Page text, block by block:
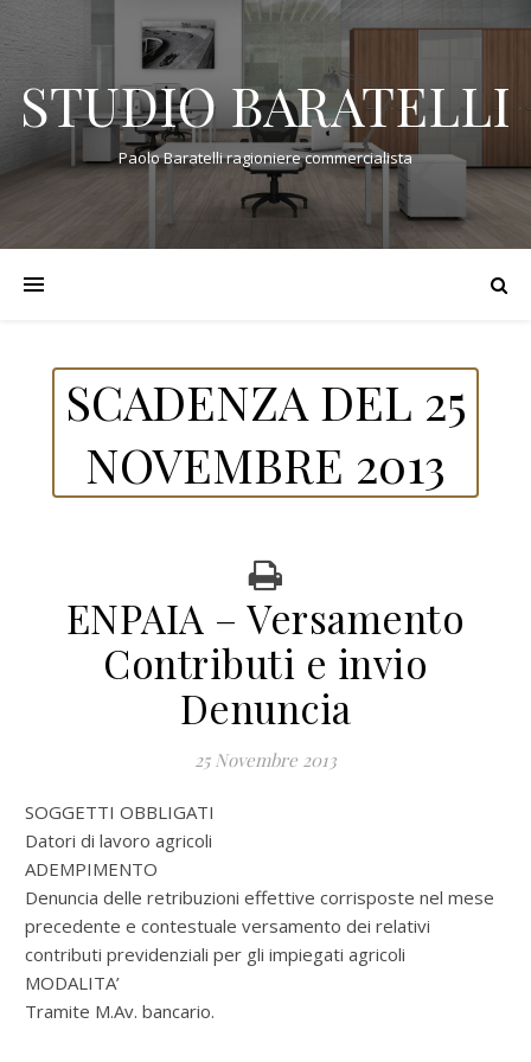
STUDIO BARATELLI
Paolo Baratelli ragioniere commercialista
SCADENZA DEL 25
NOVEMBRE 2013
ENPAIA – Versamento
Contributi e invio
Denuncia
25 Novembre 2013
SOGGETTI OBBLIGATI
Datori di lavoro agricoli
ADEMPIMENTO
Denuncia delle retribuzioni effettive corrisposte nel mese
precedente e contestuale versamento dei relativi
contributi previdenziali per gli impiegati agricoli
MODALITA’
Tramite M.Av. bancario.